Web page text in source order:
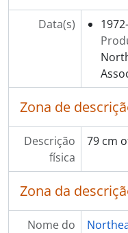
Data(s)
Zona de
Descrição
física
79 cm
Zona da
Nome do